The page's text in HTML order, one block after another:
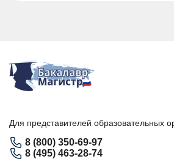
Для представителей образовательных
8 (800) 350-69-97
8 (495) 463-28-74